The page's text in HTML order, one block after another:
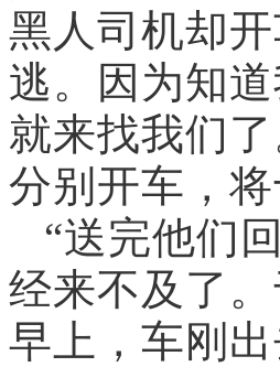
黑人司机却
逃。因为知
就来找我们
分别开车，
“送完他们
经来不及了
早上，车刚